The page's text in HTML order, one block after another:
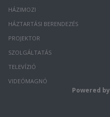
HÁZIMOZI
HÁZTARTÁSI BERENDEZÉS
PROJEKTOR
SZOLGÁLTATÁS
TELEVÍZIÓ
VIDEÓMAGNÓ
Powered by